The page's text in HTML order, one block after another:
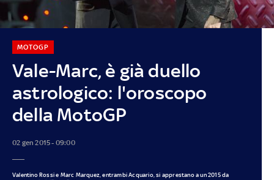
Vale-Marc, è già duello
astrologico: l'oroscopo
della MotoGP
MOTOGP
02 gen 2015 - 09:00
Valentino Rossi e Marc Marquez, entrambi Acquario, si apprestano a un 2015 da